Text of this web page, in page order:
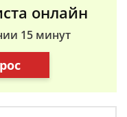
онлайн
15 минут